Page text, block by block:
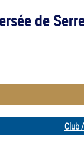
de
Club